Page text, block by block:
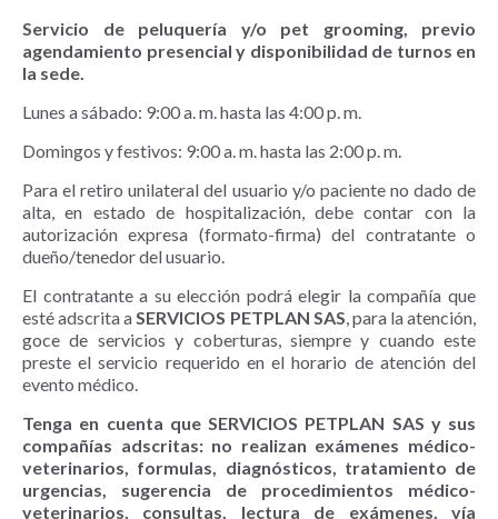
Servicio de peluquería y/o pet grooming, previo
agendamiento presencial y disponibilidad de turnos en
la sede.
Lunes a sábado: 9:00 a. m. hasta las 4:00 p. m.
Domingos y festivos: 9:00 a. m. hasta las 2:00 p. m.
Para el retiro unilateral del usuario y/o paciente no dado de
alta, en estado de hospitalización, debe contar con la
autorización expresa (formato-firma) del contratante o
dueño/tenedor del usuario.
El contratante a su elección podrá elegir la compañía que
esté adscrita aSERVICIOS PETPLAN SAS, para la atención,
goce de servicios y coberturas, siempre y cuando este
preste el servicio requerido en el horario de atención del
evento médico.
Tenga en cuenta que SERVICIOS PETPLAN SAS y sus
compañías adscritas: no realizan exámenes médico-
veterinarios, formulas, diagnósticos, tratamiento de
urgencias, sugerencia de procedimientos médico-
veterinarios, consultas, lectura de exámenes, vía